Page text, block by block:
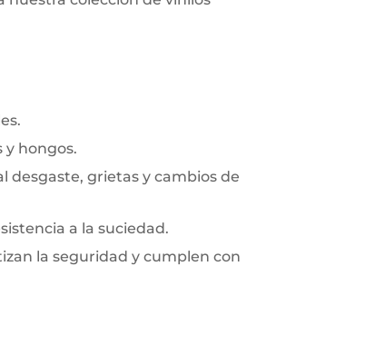
hongos.
desgaste, grietas y cambios de
a la suciedad.
la seguridad y cumplen con